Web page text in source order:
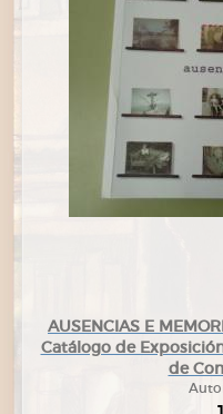
AUSENCIAS E
Catálogo de
de